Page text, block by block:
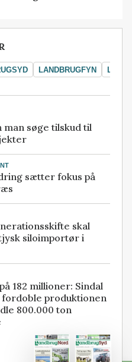
LANDBRUGFYN
man søge tilskud til
sætter fokus på
skal
siloimportør i
182 millioner: Sindal
fordoble produktionen
800.000 ton